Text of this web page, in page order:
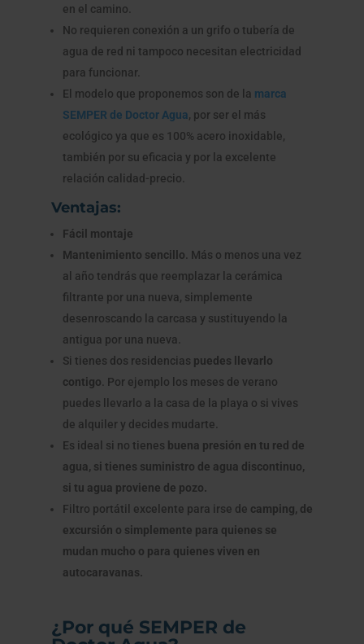
en el camino.
No requieren conexión a un grifo o tubería de
agua de red ni tampoco necesitan electricidad
para funcionar.
El modelo que proponemos son de la marca
SEMPER de Doctor Agua, por ser el más
ecológico ya que es 100% acero inoxidable,
también por su eficacia y por la excelente
relación calidad-precio.
Ventajas:
Fácil montaje
Mantenimiento sencillo . Más o menos una vez
al año tendrás que reemplazar la cerámica
filtrante por una nueva, simplemente
desenroscando la carcasa y sustituyendo la
antigua por una nueva.
Si tienes dos residencias puedes llevarlo
contigo . Por ejemplo los meses de verano
puedes llevarlo a la casa de la playa o si vives
de alquiler y decides mudarte.
Es ideal si no tienes buena presión en tu red de
agua, si tienes suministro de agua discontinuo,
si tu agua proviene de pozo.
Filtro portátil excelente para irse de camping, de
excursión o simplemente para quienes se
mudan mucho o para quienes viven en
autocaravanas.
¿Por qué SEMPER de